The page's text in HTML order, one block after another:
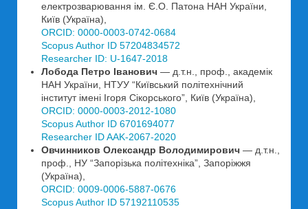
електрозварювання ім. Є.О. Патона НАН України,
Київ (Україна),
ORCID: 0000-0003-0742-0684
Scopus Author ID 57204834572
Researcher ID: U-1647-2018
Лобода Петро Іванович — д.т.н., проф., академік
НАН України, НТУУ “Київський політехнічний
інститут імені Ігоря Сікорського”, Київ (Україна),
ORCID: 0000-0003-2012-1080
Scopus Author ID 6701694077
Researcher ID AAK-2067-2020
Овчинников Олександр Володимирович — д.т.н.,
проф., НУ “Запорізька політехніка”, Запоріжжя
(Україна),
ORCID: 0009-0006-5887-0676
Scopus Author ID 57192110535